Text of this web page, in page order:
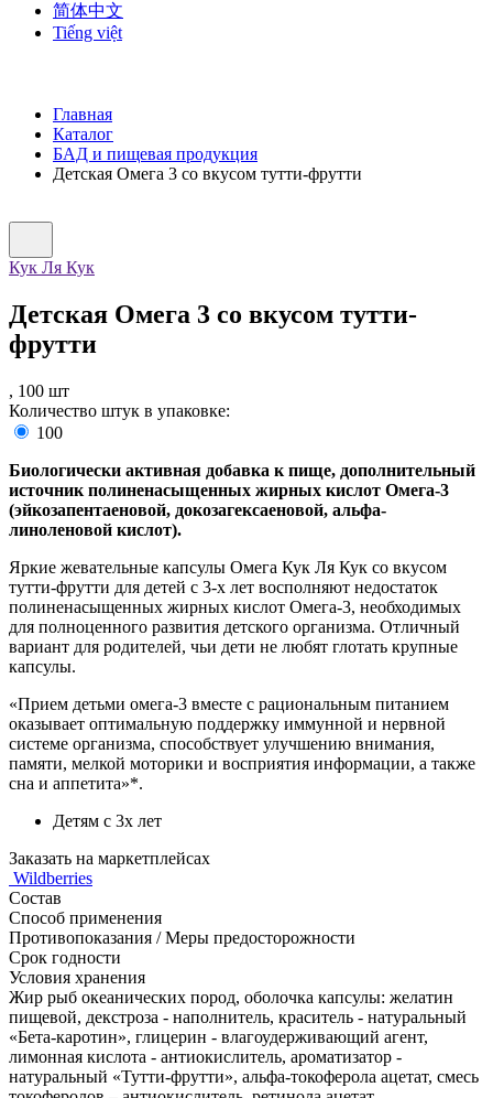
简体中文
Tiếng việt
Главная
Каталог
БАД и пищевая продукция
Детская Омега 3 со вкусом тутти-фрутти
Кук Ля Кук
Детская Омега 3 со вкусом тутти-
фрутти
, 100 шт
Количество штук в упаковке:
100
Биологически активная добавка к пище, дополнительный
источник полиненасыщенных жирных кислот Омега-3
(эйкозапентаеновой, докозагексаеновой, альфа-
линоленовой кислот).
Яркие жевательные капсулы Омега Кук Ля Кук со вкусом
тутти-фрутти для детей с 3-х лет восполняют недостаток
полиненасыщенных жирных кислот Омега-3, необходимых
для полноценного развития детского организма. Отличный
вариант для родителей, чьи дети не любят глотать крупные
капсулы.
«Прием детьми омега-3 вместе с рациональным питанием
оказывает оптимальную поддержку иммунной и нервной
системе организма, способствует улучшению внимания,
памяти, мелкой моторики и восприятия информации, а также
сна и аппетита»*.
Детям с 3х лет
Заказать на маркетплейсах
Wildberries
Состав
Способ применения
Противопоказания / Меры предосторожности
Срок годности
Условия хранения
Жир рыб океанических пород, оболочка капсулы: желатин
пищевой, декстроза - наполнитель, краситель - натуральный
«Бета-каротин», глицерин - влагоудерживающий агент,
лимонная кислота - антиокислитель, ароматизатор -
натуральный «Тутти-фрутти», альфа-токоферола ацетат, смесь